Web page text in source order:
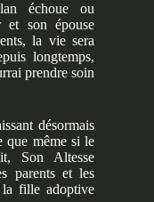
échoue ou
et son épouse
la vie sera
longtemps,
prendre soin
désormais
que même si le
Son Altesse
parents et les
la fille adoptive